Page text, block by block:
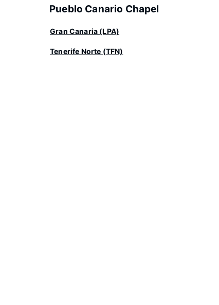
Pueblo Canario Chapel
Gran Canaria (LPA)
Tenerife Norte (TFN)